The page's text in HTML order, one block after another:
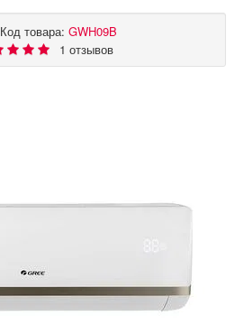
Код товара: GWH09B
1 отзывов